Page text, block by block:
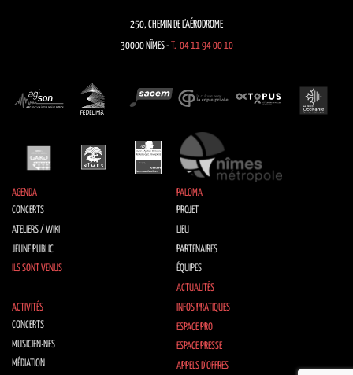
250, CHEMIN DE L’AÉRODROME
30000 NÎMES - T. 04 11 94 00 10
AGENDA
CONCERTS
ATELIERS / WIKI
JEUNE PUBLIC
ILS SONT VENUS
PALOMA
PROJET
LIEU
PARTENAIRES
ÉQUIPES
ACTUALITÉS
ACTIVITÉS
CONCERTS
MUSICIEN·NES
MÉDIATION
INFOS PRATIQUES
ESPACE PRO
ESPACE PRESSE
APPELS D’OFFRES